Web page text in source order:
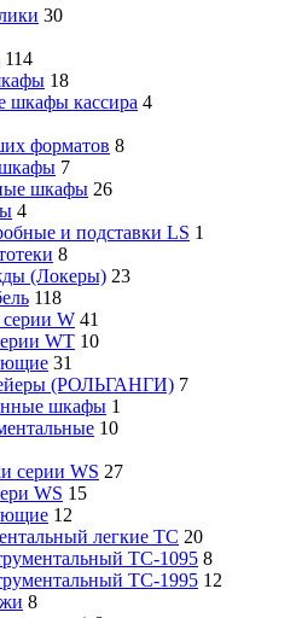
30
114
18
шкафы кассира 4
форматов 8
7
шкафы 26
4
и подставки LS 1
8
(Локеры) 23
118
серии W 41
WT 10
31
(РОЛЬГАНГИ) 7
шкафы 1
10
серии WS 27
WS 15
12
легкие ТС 20
TC-1095 8
TC-1995 12
8